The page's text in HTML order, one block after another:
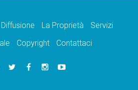
Diffusione La Proprietà
Servizi
Copyright Contattaci